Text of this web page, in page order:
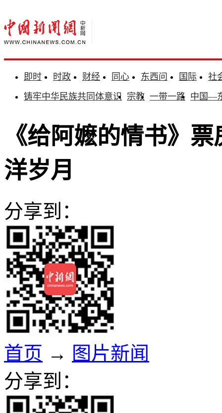
即时 时政 财经 同心 东西问 国际
社
铸牢中华民族共同体意识 宗教 一带一路 中国—
《给阿嬷的情书》
洋岁月
分享到：
首页 → 图片新闻
分享到：